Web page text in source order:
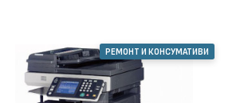
РЕМОНТ И КОНСУМАТИВИ